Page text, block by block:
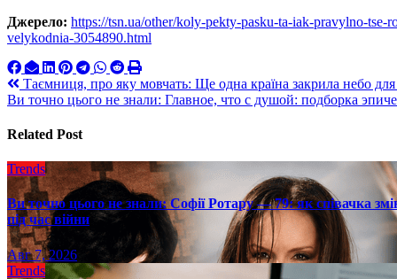
Джерело: https://tsn.ua/other/koly-pekty-pasku-ta-iak-pravylno-
velykodnia-3054890.html
Навигация
по
записям
Таємниця, про яку мовчать: Ще одна країна закрила небо
Ви точно цього не знали: Главное, что с душой: подборка
Related Post
Trends
Ви точно цього не знали: Софії Ротару — 79: як співачка
під час війни
Авг 7, 2026
Trends